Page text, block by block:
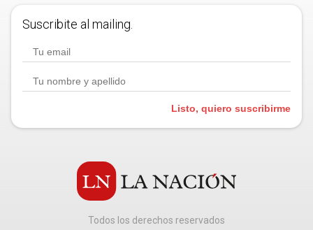
Suscribite al mailing.
Listo, quiero suscribirme
Todos los derechos reservados